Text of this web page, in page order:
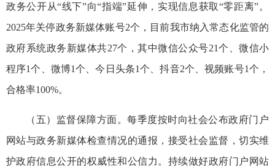
政务公开从“线下”向“指端”延伸，实现信息获取“零距离”。
2025年关停政务新媒体账号2个，目前我市纳入常态化监管的
政府系统政务新媒体共27个，其中微信公众号21个、微信小
程序1个、微博1个、今日头条1个、抖音2个、视频账号1个，
合格率100%。
（五）监督保障方面。每季度按时向社会公布政府门户
网站与政务新媒体检查情况的通报，接受社会监督，切实维
护政府信息公开的权威性和公信力。持续做好政府门户网站